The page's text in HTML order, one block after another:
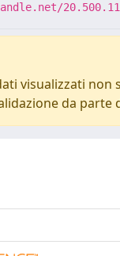
visualizzati non
da parte